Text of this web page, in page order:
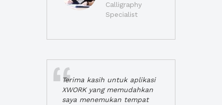
Calligraphy
Specialist
Terima kasih untuk aplikasi
XWORK yang memudahkan
saya menemukan tempat